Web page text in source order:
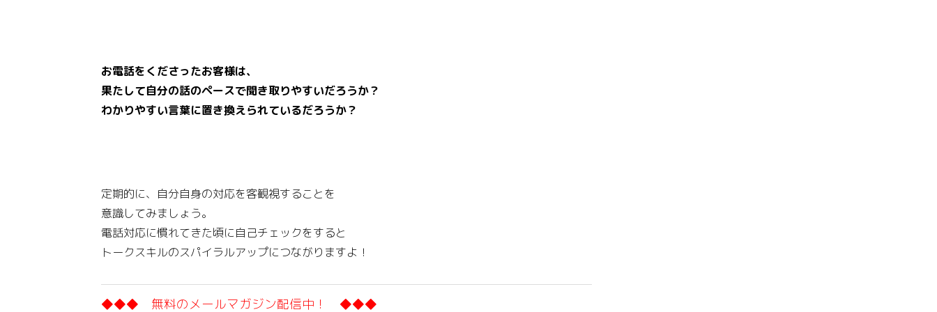
お電話をくださったお客様は、
果たして自分の話のペースで聞き取りやすいだろうか？
わかりやすい言葉に置き換えられているだろうか？
定期的に、自分自身の対応を客観視することを
意識してみましょう。
電話対応に慣れてきた頃に自己チェックをすると
トークスキルのスパイラルアップにつながりますよ！
◆◆◆ 無料のメールマガジン配信中！ ◆◆◆